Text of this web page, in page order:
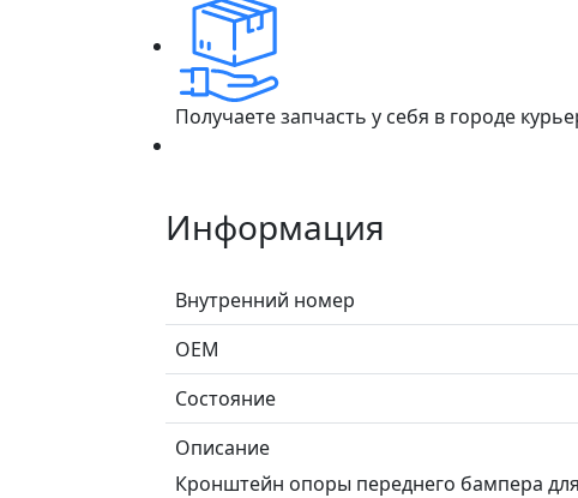
Получаете запчасть у себя в городе
Информация
Внутренний номер
ОЕМ
Состояние
Описание
Кронштейн опоры переднего бампера для